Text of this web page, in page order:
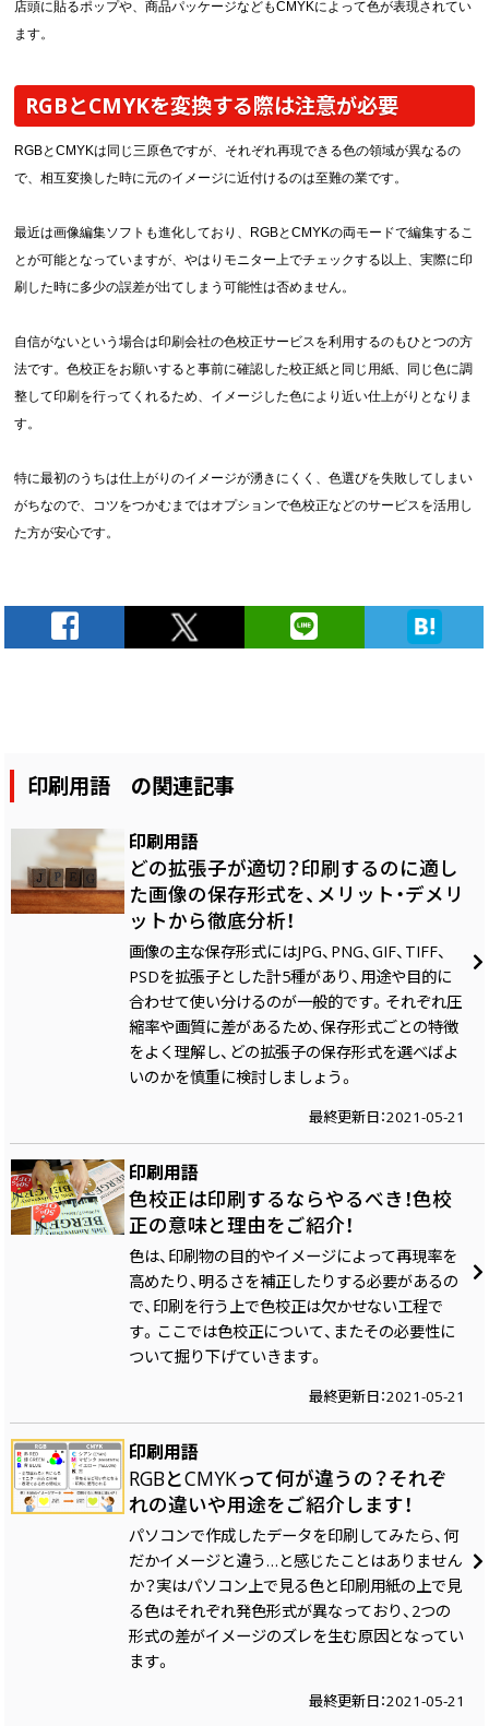
店頭に貼るポップや、商品パッケージなどもCMYKによって色が表現されてい
ます。
RGBとCMYKを変換する際は注意が必要
RGBとCMYKは同じ三原色ですが、それぞれ再現できる色の領域が異なるの
で、相互変換した時に元のイメージに近付けるのは至難の業です。
最近は画像編集ソフトも進化しており、RGBとCMYKの両モードで編集するこ
とが可能となっていますが、やはりモニター上でチェックする以上、実際に印
刷した時に多少の誤差が出てしまう可能性は否めません。
自信がないという場合は印刷会社の色校正サービスを利用するのもひとつの方
法です。色校正をお願いすると事前に確認した校正紙と同じ用紙、同じ色に調
整して印刷を行ってくれるため、イメージした色により近い仕上がりとなりま
す。
特に最初のうちは仕上がりのイメージが湧きにくく、色選びを失敗してしまい
がちなので、コツをつかむまではオプションで色校正などのサービスを活用し
た方が安心です。
印刷用語 の関連記事
印刷用語
どの拡張子が適切？印刷するのに適し
た画像の保存形式を、メリット・デメリ
ットから徹底分析！
画像の主な保存形式にはJPG、PNG、GIF、TIFF、
PSDを拡張子とした計5種があり、用途や目的に
合わせて使い分けるのが一般的です。それぞれ圧
縮率や画質に差があるため、保存形式ごとの特徴
をよく理解し、どの拡張子の保存形式を選べばよ
いのかを慎重に検討しましょう。
最終更新日：2021-05-21
印刷用語
色校正は印刷するならやるべき！色校
正の意味と理由をご紹介！
色は、印刷物の目的やイメージによって再現率を
高めたり、明るさを補正したりする必要があるの
で、印刷を行う上で色校正は欠かせない工程で
す。ここでは色校正について、またその必要性に
ついて掘り下げていきます。
最終更新日：2021-05-21
印刷用語
RGBとCMYKって何が違うの？それぞ
れの違いや用途をご紹介します！
パソコンで作成したデータを印刷してみたら、何
だかイメージと違う…と感じたことはありません
か？実はパソコン上で見る色と印刷用紙の上で見
る色はそれぞれ発色形式が異なっており、2つの
形式の差がイメージのズレを生む原因となってい
ます。
最終更新日：2021-05-21